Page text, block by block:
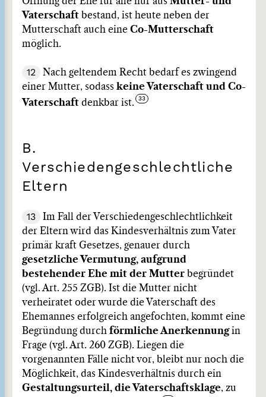
Vaterschaft bestand, ist heute neben der
Mutterschaft auch eine Co-Mutterschaft
möglich.
12
Nach geltendem Recht bedarf es zwingend
einer Mutter, sodass keine Vaterschaft und Co-
Vaterschaft denkbar ist.
B.
Verschiedengeschlechtliche
Eltern
13
Im Fall der Verschiedengeschlechtlichkeit
der Eltern wird das Kindesverhältnis zum Vater
primär kraft Gesetzes, genauer durch
gesetzliche Vermutung, aufgrund
bestehender Ehe mit der Mutter begründet
(vgl. Art. 255 ZGB). Ist die Mutter nicht
verheiratet oder wurde die Vaterschaft des
Ehemannes erfolgreich angefochten, kommt eine
Begründung durch förmliche Anerkennungin
Frage (vgl. Art. 260 ZGB). Liegen die
vorgenannten Fälle nicht vor, bleibt nur noch die
Möglichkeit, das Kindesverhältnis durch ein
Gestaltungsurteil, die Vaterschaftsklage, zu